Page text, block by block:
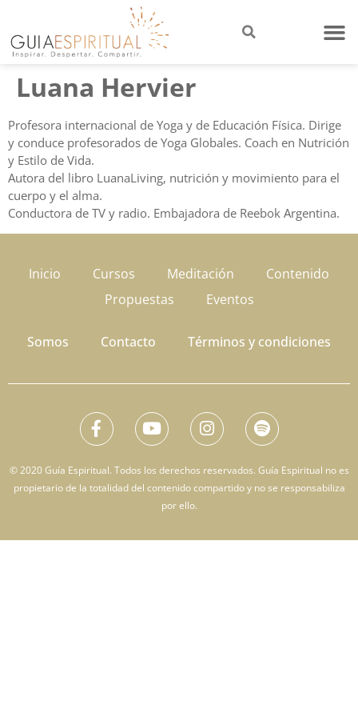
Luana Hervier
Profesora internacional de Yoga y de Educación Física. Dirige
y conduce profesorados de Yoga Globales. Coach en Nutrición
y Estilo de Vida.
Autora del libro LuanaLiving, nutrición y movimiento para el
cuerpo y el alma.
Conductora de TV y radio. Embajadora de Reebok Argentina.
Inicio Cursos Meditación
Contenido
Propuestas
Eventos
Somos Contacto Términos y condiciones
© 2020 Guía Espiritual. Todos los derechos reservados. Guía Espiritual no es
propietario de la totalidad del contenido compartido y no se responsabiliza
por ello.